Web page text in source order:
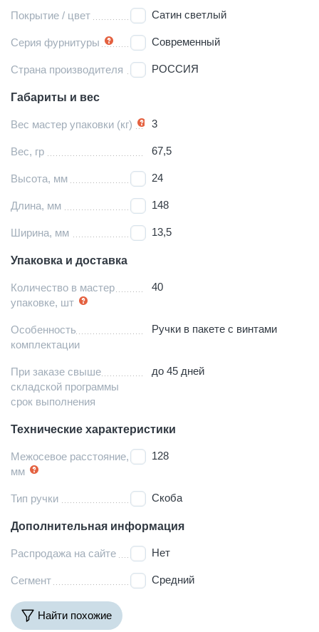
Покрытие / цвет Сатин светлый
Серия фурнитуры Современный
Страна производителя РОССИЯ
Габариты и вес
Вес мастер упаковки (кг) 3
Вес, гр 67,5
Высота, мм 24
Длина, мм 148
Ширина, мм 13,5
Упаковка и доставка
Количество в мастер
упаковке, шт
40
Особенность
комплектации
Ручки в пакете с винтами
При заказе свыше
складской программы
срок выполнения
до 45 дней
Технические характеристики
Межосевое расстояние,
мм
128
Тип ручки Скоба
Дополнительная информация
Распродажа на сайте Нет
Сегмент Средний
Найти похожие